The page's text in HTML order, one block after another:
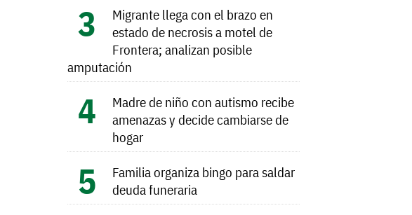
Migrante llega con el brazo en
estado de necrosis a motel de
Frontera; analizan posible
amputación
Madre de niño con autismo recibe
amenazas y decide cambiarse de
hogar
Familia organiza bingo para saldar
deuda funeraria